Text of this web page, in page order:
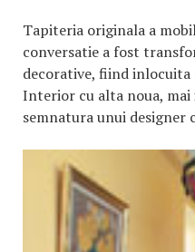
Tapiteria originala a
conversatie a fost
decorative, fiind inlocuita
Interior cu alta noua,
semnatura unui